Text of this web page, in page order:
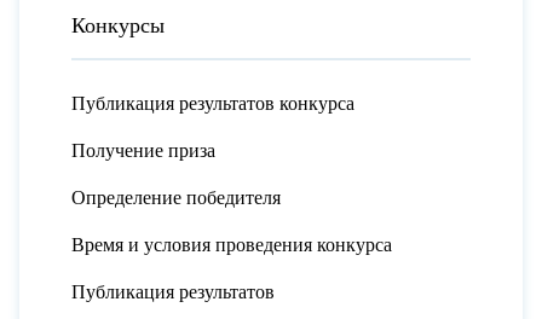
Конкурсы
Публикация результатов конкурса
Получение приза
Определение победителя
Время и условия проведения конкурса
Публикация результатов